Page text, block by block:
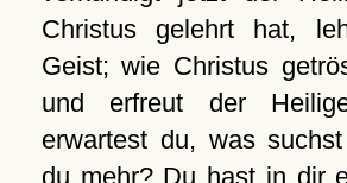
Christus gelehrt hat,
Geist; wie Christus
und erfreut der
erwartest du, was
du mehr? Du hast in dir